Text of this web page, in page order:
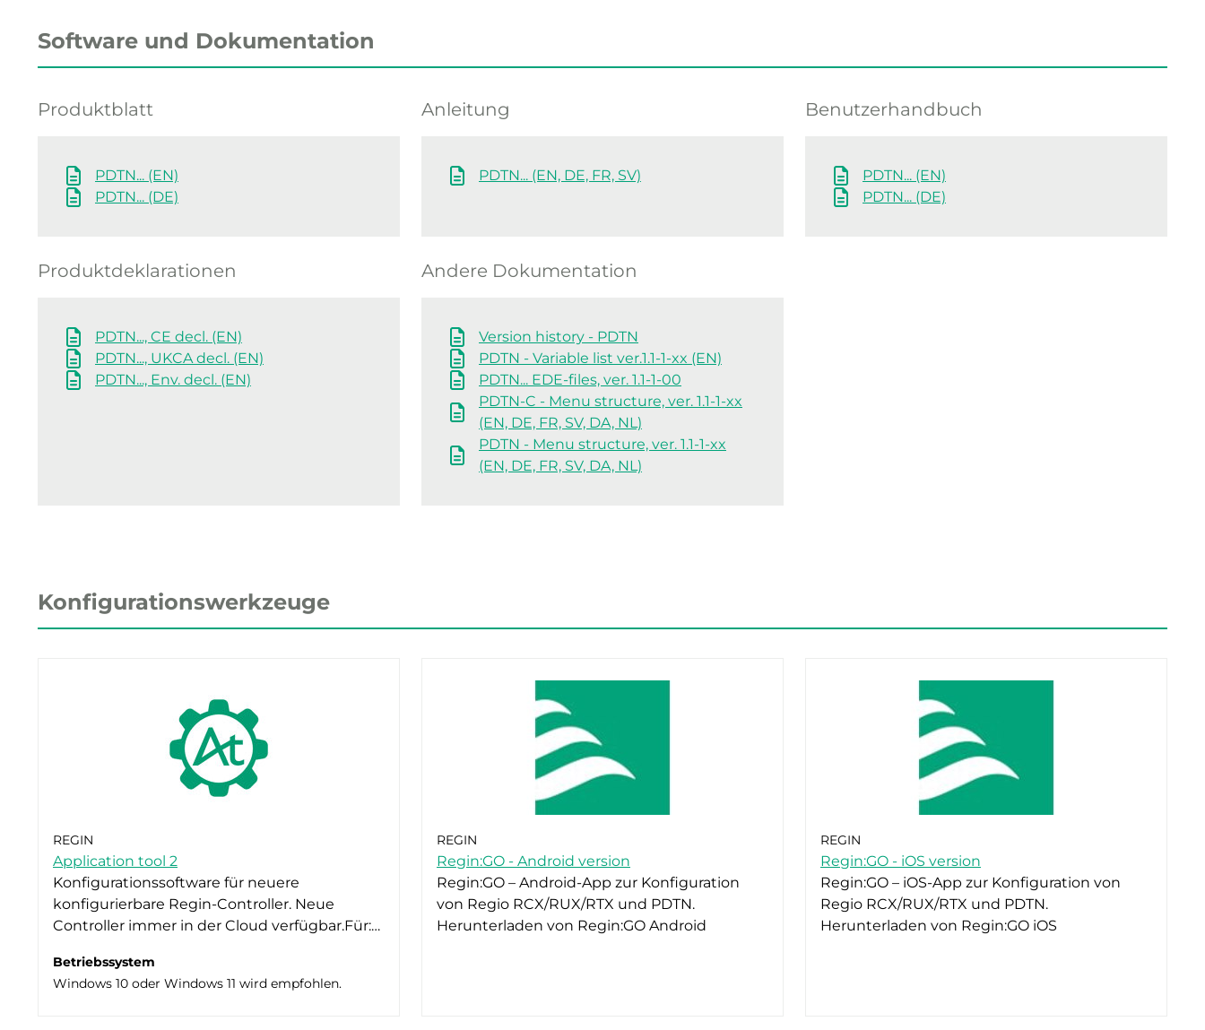
Software und Dokumentation
Produktblatt
PDTN... (EN)
PDTN... (DE)
Anleitung
PDTN... (EN, DE, FR, SV)
Benutzerhandbuch
PDTN... (EN)
PDTN... (DE)
Produktdeklarationen
PDTN..., CE decl. (EN)
PDTN..., UKCA decl. (EN)
PDTN..., Env. decl. (EN)
Andere Dokumentation
Version history - PDTN
PDTN - Variable list ver.1.1-1-xx (EN)
PDTN... EDE-files, ver. 1.1-1-00
PDTN-C - Menu structure, ver. 1.1-1-xx
(EN, DE, FR, SV, DA, NL)
PDTN - Menu structure, ver. 1.1-1-xx
(EN, DE, FR, SV, DA, NL)
Konfigurationswerkzeuge
REGIN
Application tool 2
Konfigurationssoftware für neuere
konfigurierbare Regin-Controller. Neue
Controller immer in der Cloud verfügbar.Für:…
Betriebssystem
Windows 10 oder Windows 11 wird empfohlen.
REGIN
Regin:GO - Android version
Regin:GO – Android-App zur Konfiguration
von Regio RCX/RUX/RTX und PDTN.
Herunterladen von Regin:GO Android
REGIN
Regin:GO - iOS version
Regin:GO – iOS-App zur Konfiguration von
Regio RCX/RUX/RTX und PDTN.
Herunterladen von Regin:GO iOS